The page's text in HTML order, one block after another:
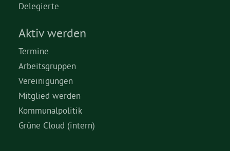
Delegierte
Aktiv werden
Termine
Arbeitsgruppen
Vereinigungen
Mitglied werden
Kommunalpolitik
Grüne Cloud (intern)